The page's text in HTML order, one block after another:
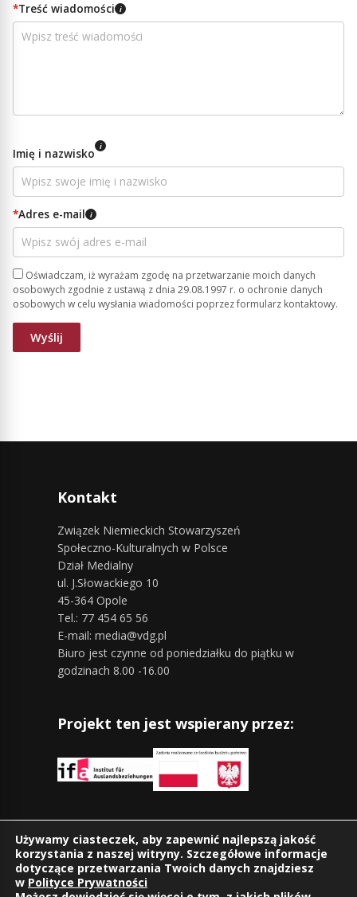
*Treść wiadomości i
Imię i nazwisko i
*Adres e-mail i
Oświadczam, iż wyrażam zgodę na przetwarzanie moich danych
osobowych zgodnie z ustawą z dnia 29.08.1997 r. o ochronie danych
osobowych w celu wysłania wiadomości poprzez formularz kontaktowy.
Kontakt
Związek Niemieckich Stowarzyszeń
Społeczno-Kulturalnych w Polsce
Dział Medialny
ul. J.Słowackiego 10
45-364 Opole
Tel.: 77 454 65 56
E-mail: media@vdg.pl
Biuro jest czynne od poniedziałku do piątku w
godzinach 8.00 -16.00
Projekt ten jest wspierany przez:
Znajdziesz nas również na:
Używamy ciasteczek, aby zapewnić najlepszą jakość
korzystania z naszej witryny. Szczegółowe informacje
dotyczące przetwarzania Twoich danych znajdziesz
w Polityce Prywatności